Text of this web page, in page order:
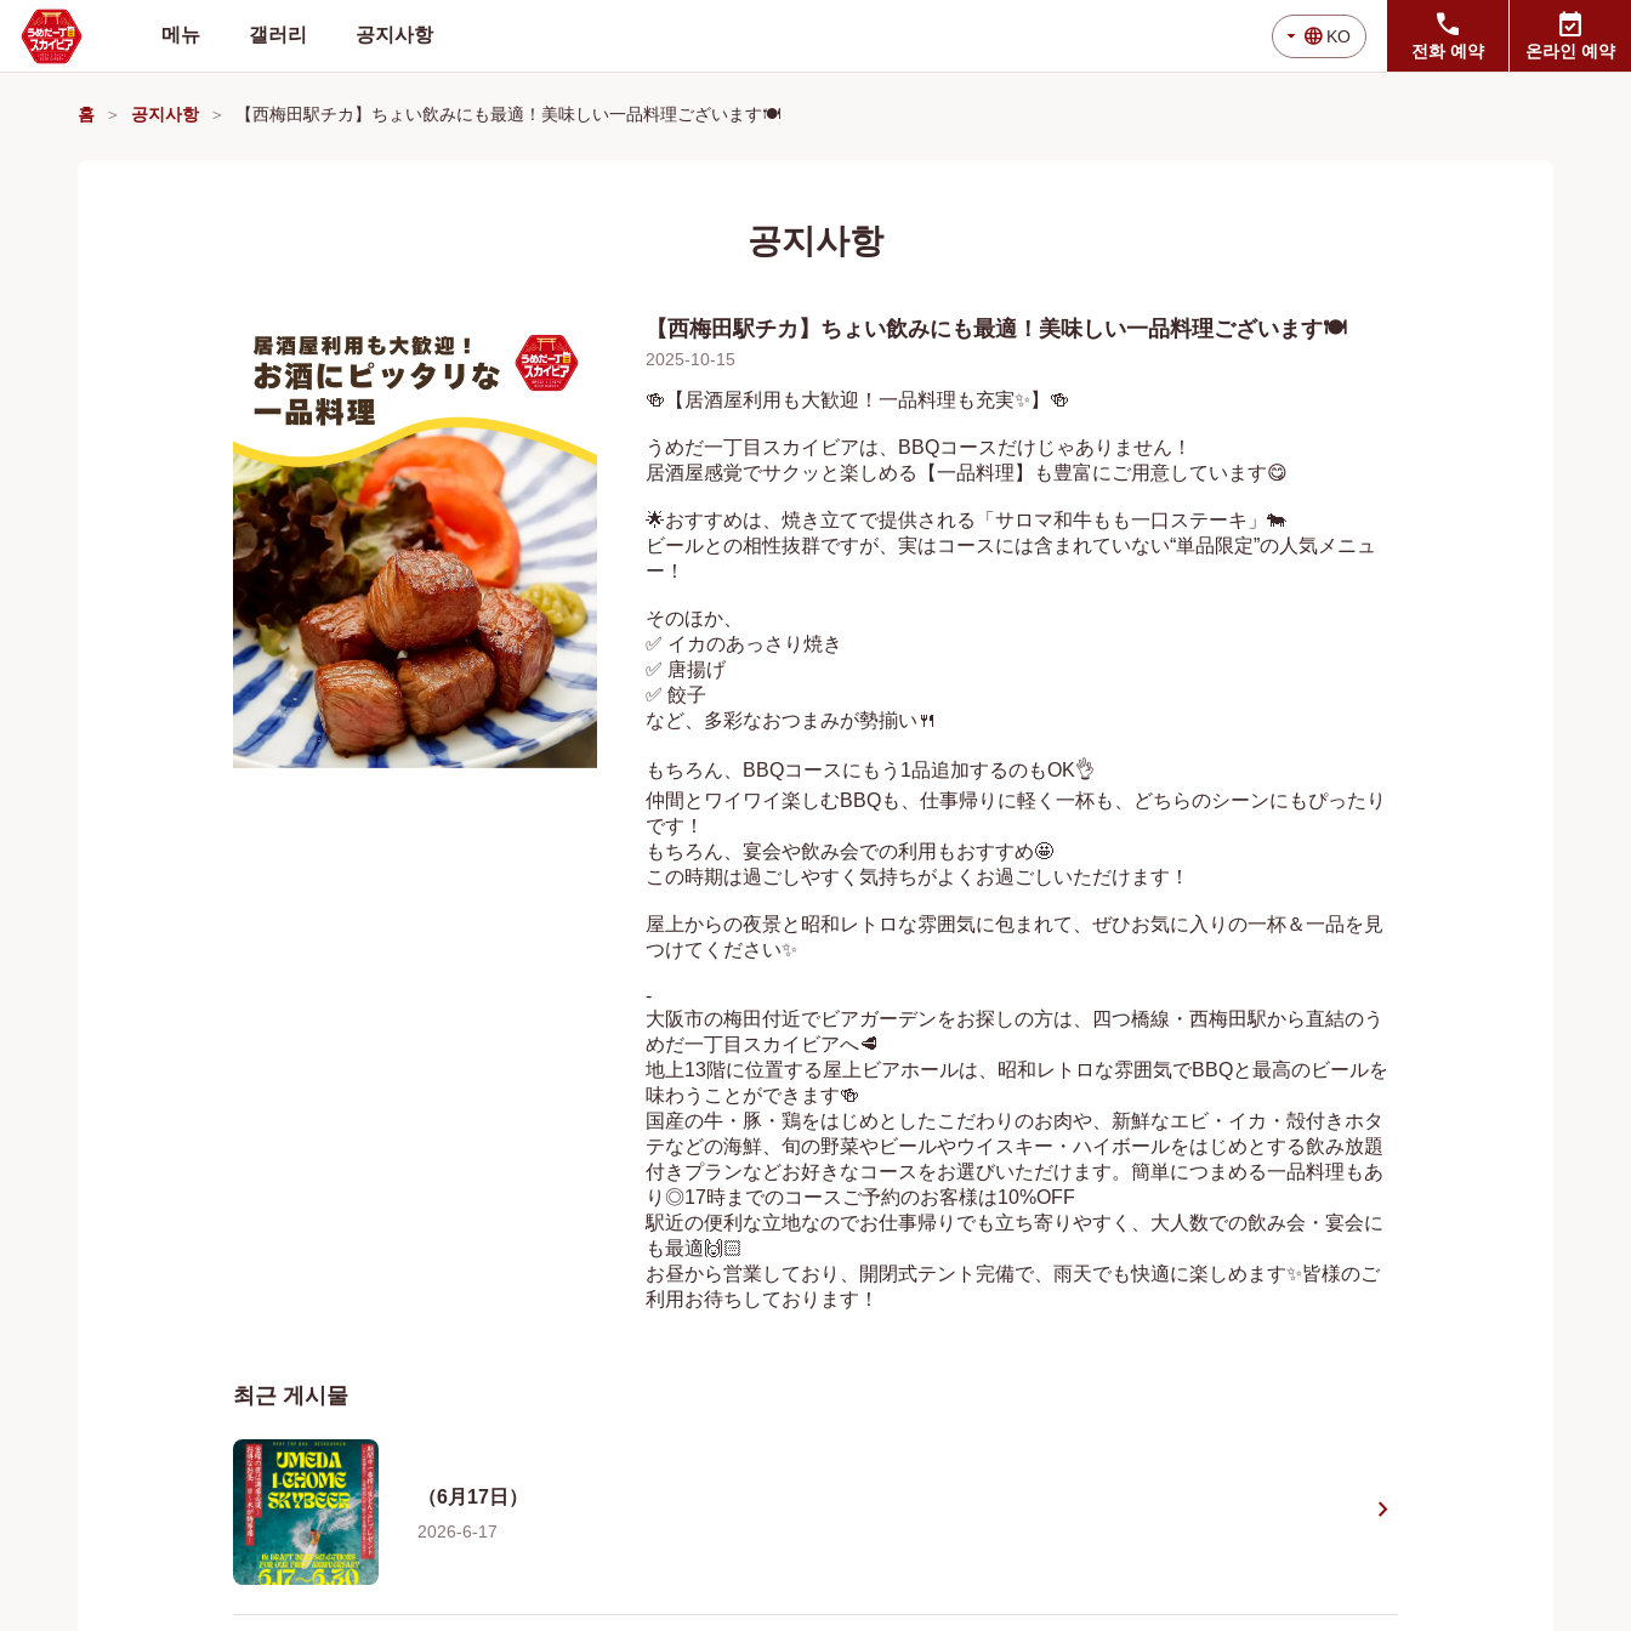
메뉴 갤러리 공지사항 arrow_drop_down language KO call
전화 예약
event_available
온라인 예약
홈 공지사항 【西梅田駅チカ】ちょい飲みにも最適！美味しい一品料理ございます🍽️
공지사항
【西梅田駅チカ】ちょい飲みにも最適！美味しい一品料理ございます🍽️
2025-10-15
🍻【居酒屋利用も大歓迎！一品料理も充実✨】🍻
うめだ一丁目スカイビアは、BBQコースだけじゃありません！
居酒屋感覚でサクッと楽しめる【一品料理】も豊富にご用意しています😋
🌟おすすめは、焼き立てで提供される「サロマ和牛もも一口ステーキ」🐄
ビールとの相性抜群ですが、実はコースには含まれていない“単品限定”の人気メニュ
ー！
そのほか、
✅ イカのあっさり焼き
✅ 唐揚げ
✅ 餃子
など、多彩なおつまみが勢揃い🍴
もちろん、BBQコースにもう1品追加するのもOK👌
仲間とワイワイ楽しむBBQも、仕事帰りに軽く一杯も、どちらのシーンにもぴったり
です！
もちろん、宴会や飲み会での利用もおすすめ🤩
この時期は過ごしやすく気持ちがよくお過ごしいただけます！
屋上からの夜景と昭和レトロな雰囲気に包まれて、ぜひお気に入りの一杯＆一品を見
つけてください✨
-
大阪市の梅田付近でビアガーデンをお探しの方は、四つ橋線・西梅田駅から直結のう
めだ一丁目スカイビアへ🥩
地上13階に位置する屋上ビアホールは、昭和レトロな雰囲気でBBQと最高のビールを
味わうことができます🍻
国産の牛・豚・鶏をはじめとしたこだわりのお肉や、新鮮なエビ・イカ・殻付きホタ
テなどの海鮮、旬の野菜やビールやウイスキー・ハイボールをはじめとする飲み放題
付きプランなどお好きなコースをお選びいただけます。簡単につまめる一品料理もあ
り◎17時までのコースご予約のお客様は10%OFF
駅近の便利な立地なのでお仕事帰りでも立ち寄りやすく、大人数での飲み会・宴会に
も最適🙌🏻
お昼から営業しており、開閉式テント完備で、雨天でも快適に楽しめます✨皆様のご
利用お待ちしております！
최근 게시물
（6月17日）
2026-6-17
chevron_right